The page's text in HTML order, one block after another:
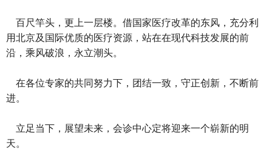
百尺竿头，更上一层楼。借国家医疗改革的东风，充分利
用北京及国际优质的医疗资源，站在在现代科技发展的前
沿，乘风破浪，永立潮头。
在各位专家的共同努力下，团结一致，守正创新，不断前
进。
立足当下，展望未来，会诊中心定将迎来一个崭新的明
天。